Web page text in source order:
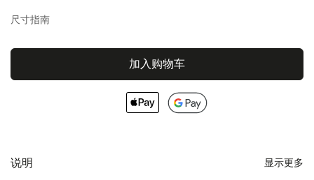
尺寸指南
加入购物车
说明 显示更多